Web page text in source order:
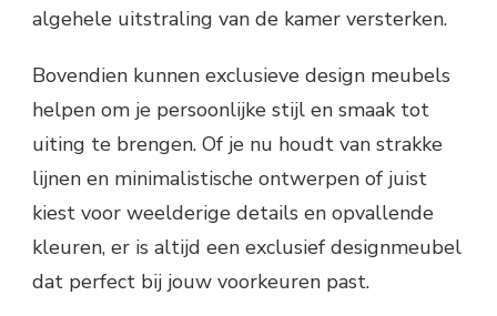
algehele uitstraling van de kamer versterken.
Bovendien kunnen exclusieve design meubels
helpen om je persoonlijke stijl en smaak tot
uiting te brengen. Of je nu houdt van strakke
lijnen en minimalistische ontwerpen of juist
kiest voor weelderige details en opvallende
kleuren, er is altijd een exclusief designmeubel
dat perfect bij jouw voorkeuren past.